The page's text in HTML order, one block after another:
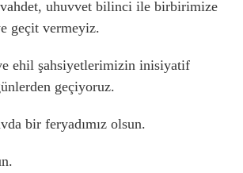
uhuvvet bilinci ile birbirimize
geçit vermeyiz.
ehil şahsiyetlerimizin inisiyatif
geçiyoruz.
bir feryadımız olsun.